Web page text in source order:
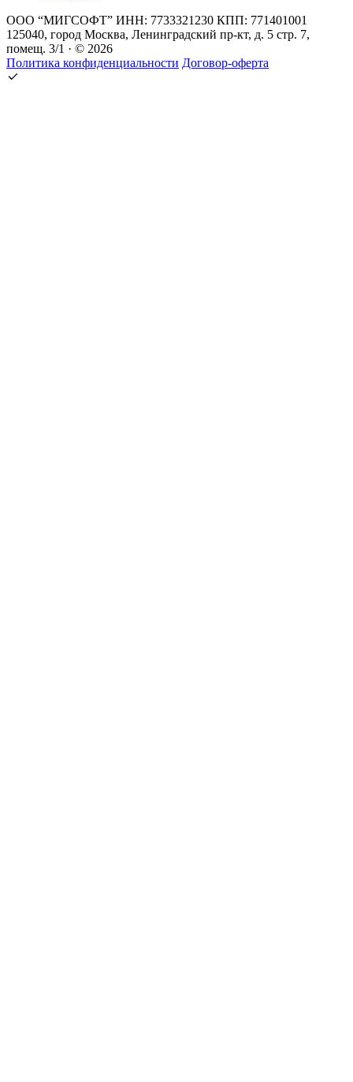
ООО “МИГСОФТ” ИНН: 7733321230 КПП: 771401001
125040, город Москва, Ленинградский пр-кт, д. 5 стр. 7,
помещ. 3/1 · © 2026
Политика конфиденциальности Договор-оферта